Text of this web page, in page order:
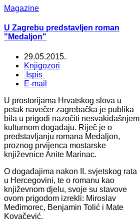
Magazine
U Zagrebu predstavljen roman
"Medaljon"
29.05.2015.
Knjigozori
Ispis
E-mail
U prostorijama Hrvatskog slova u
petak navečer zagrebačka je publika
bila u prigodi nazočiti nesvakidašnjem
kulturnom događaju. Riječ je o
predstavljanju romana Medaljon,
proznog prvijenca mostarske
književnice Anite Marinac.
O događajima nakon II. svjetskog rata
u Hercegovini, te o romanu kao
književnom djelu, svoje su stavove
ovom prigodom izrekli: Miroslav
Međimorec, Benjamin Tolić i Mate
Kovačević.